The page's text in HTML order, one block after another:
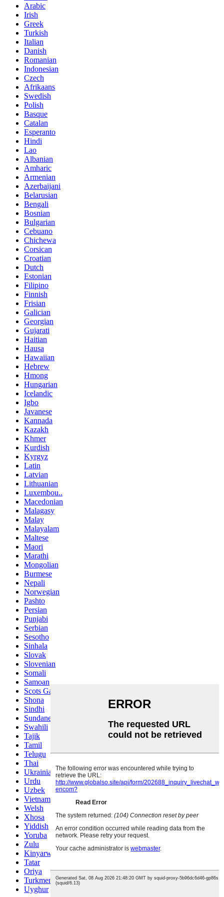
Arabic
Irish
Greek
Turkish
Italian
Danish
Romanian
Indonesian
Czech
Afrikaans
Swedish
Polish
Basque
Catalan
Esperanto
Hindi
Lao
Albanian
Amharic
Armenian
Azerbaijani
Belarusian
Bengali
Bosnian
Bulgarian
Cebuano
Chichewa
Corsican
Croatian
Dutch
Estonian
Filipino
Finnish
Frisian
Galician
Georgian
Gujarati
Haitian
Hausa
Hawaiian
Hebrew
Hmong
Hungarian
Icelandic
Igbo
Javanese
Kannada
Kazakh
Khmer
Kurdish
Kyrgyz
Latin
Latvian
Lithuanian
Luxembou..
Macedonian
Malagasy
Malay
Malayalam
Maltese
Maori
Marathi
Mongolian
Burmese
Nepali
Norwegian
Pashto
Persian
Punjabi
Serbian
Sesotho
Sinhala
Slovak
Slovenian
Somali
Samoan
Scots Gaelic
Shona
Sindhi
Sundanese
Swahili
Tajik
Tamil
Telugu
Thai
Ukrainian
Urdu
Uzbek
Vietnamese
Welsh
Xhosa
Yiddish
Yoruba
Zulu
Kinyarwanda
Tatar
Oriya
Turkmen
Uyghur